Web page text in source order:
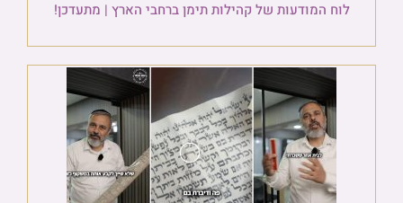
לוח המודעות של קהילות תימן ברחבי הארץ | מתעדכן!